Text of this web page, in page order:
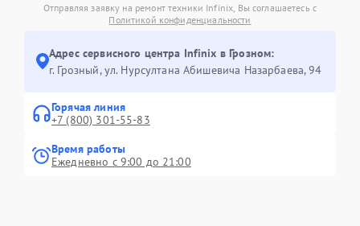
Отправляя заявку на ремонт техники Infinix, Вы соглашаетесь с
Политикой конфиденциальности
Адрес сервисного центра Infinix в Грозном:
г. Грозный, ул. Нурсултана Абишевича Назарбаева, 94
Горячая линия
+7 (800) 301-55-83
Время работы
Ежедневно с 9:00 до 21:00